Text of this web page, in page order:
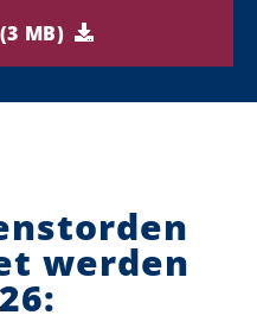
MB)
werden